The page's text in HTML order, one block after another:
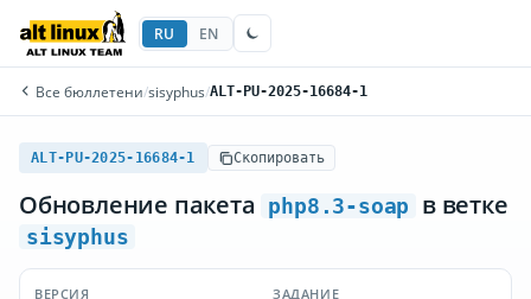
RU EN
Все бюллетени/sisyphus/ALT-PU-2025-16684-1
ALT-PU-2025-16684-1 Скопировать
Обновление пакета php8.3-soap в ветке
sisyphus
ВЕРСИЯ
ЗАДАНИЕ